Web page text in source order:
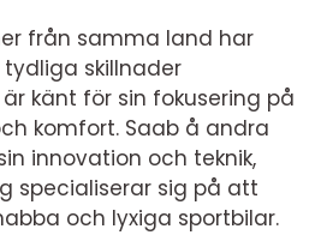
från samma land har
skillnader
känt för sin fokusering på
komfort. Saab å andra
innovation och teknik,
specialiserar sig på att
och lyxiga sportbilar.